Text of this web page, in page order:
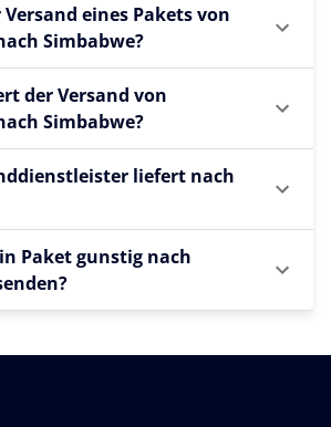
eines Pakets von
Simbabwe?
der Versand von
Simbabwe?
liefert nach
Paket gunstig nach